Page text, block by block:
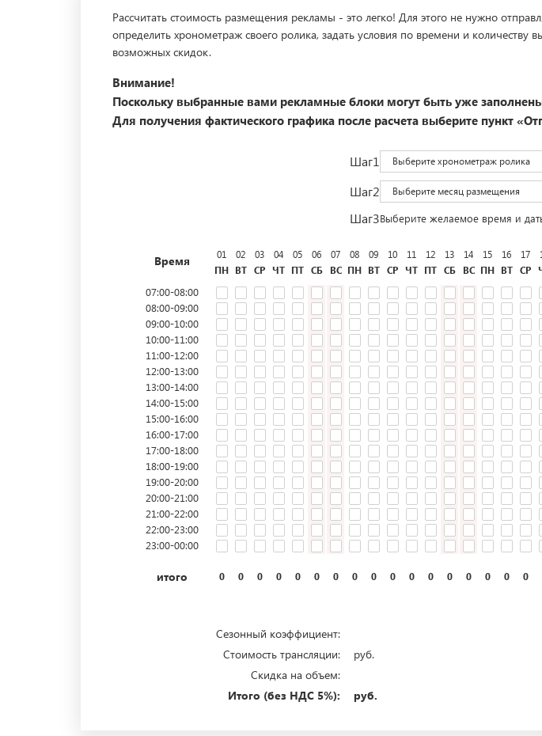
Рассчитать стоимость размещения рекламы - это легко! Для этого не нужно
определить хронометраж своего ролика, задать условия по времени и
возможных скидок.
Внимание!
Поскольку выбранные вами рекламные блоки могут быть уже
Для получения фактического графика после расчета выберите пункт
Шаг1 Выберите хронометраж ролика
Шаг2 Выберите месяц размещения
Шаг3Выберите желаемое время и
Время
01
ПН
02
ВТ
03
СР
04
ЧТ
05
ПТ
06
СБ
07
ВС
08
ПН
09
ВТ
10
СР
11
ЧТ
12
ПТ
13
СБ
14
ВС
15
ПН
16
ВТ
17
СР
07:00-08:00
08:00-09:00
09:00-10:00
10:00-11:00
11:00-12:00
12:00-13:00
13:00-14:00
14:00-15:00
15:00-16:00
16:00-17:00
17:00-18:00
18:00-19:00
19:00-20:00
20:00-21:00
21:00-22:00
22:00-23:00
23:00-00:00
итого 0 0 0 0 0 0 0 0 0 0 0 0 0 0 0 0 0
Сезонный коэффициент:
Стоимость трансляции:
руб.
Скидка на объем:
Итого (без НДС 5%):
руб.